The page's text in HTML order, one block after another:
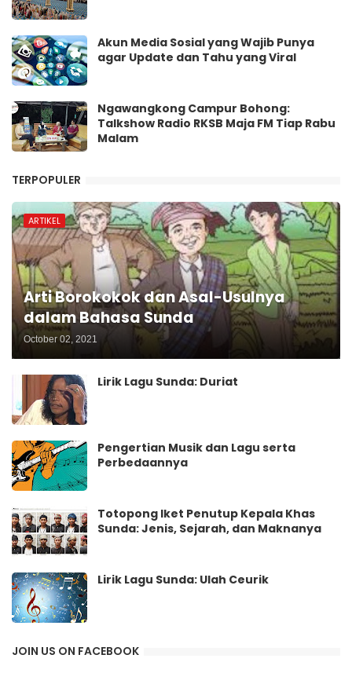
Akun Media Sosial yang Wajib Punya
agar Update dan Tahu yang Viral
Ngawangkong Campur Bohong:
Talkshow Radio RKSB Maja FM Tiap Rabu
Malam
TERPOPULER
ARTIKEL
Arti Borokokok dan Asal-Usulnya
dalam Bahasa Sunda
October 02, 2021
Lirik Lagu Sunda: Duriat
Pengertian Musik dan Lagu serta
Perbedaannya
Totopong Iket Penutup Kepala Khas
Sunda: Jenis, Sejarah, dan Maknanya
Lirik Lagu Sunda: Ulah Ceurik
JOIN US ON FACEBOOK